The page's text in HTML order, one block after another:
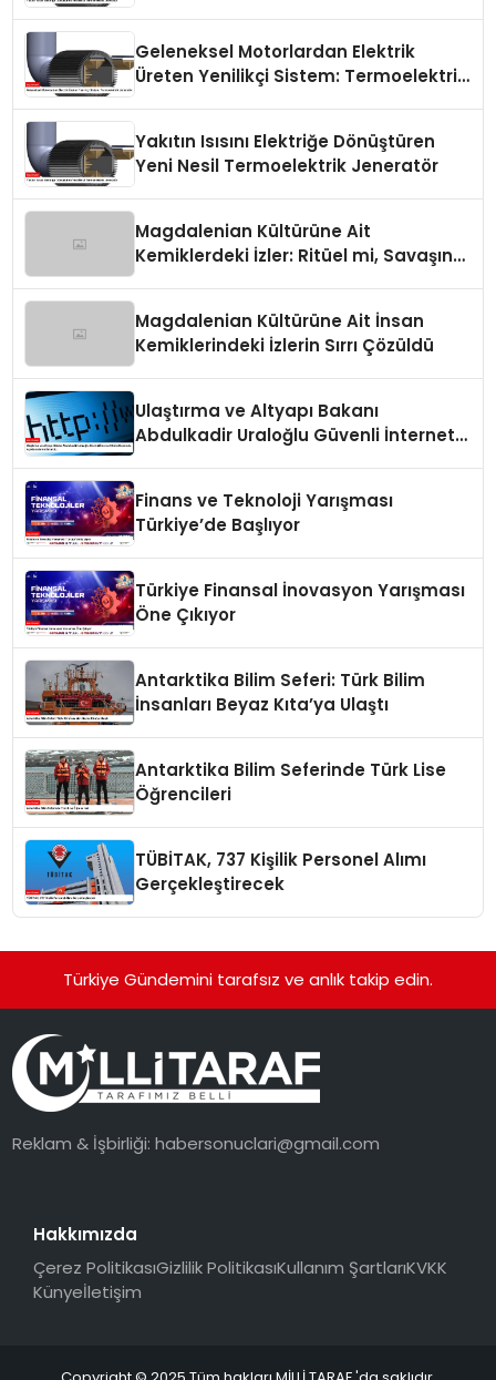
Geleneksel Motorlardan Elektrik
Üreten Yenilikçi Sistem: Termoelektrik
Yakıtın Isısını Elektriğe Dönüştüren
Yeni Nesil Termoelektrik Jeneratör
Magdalenian Kültürüne Ait
Kemiklerdeki İzler: Ritüel mi, Savaşın
Magdalenian Kültürüne Ait İnsan
Kemiklerindeki İzlerin Sırrı Çözüldü
Ulaştırma ve Altyapı Bakanı
Abdulkadir Uraloğlu Güvenli İnternet
Finans ve Teknoloji Yarışması
Türkiye’de Başlıyor
Türkiye Finansal İnovasyon Yarışması
Öne Çıkıyor
Antarktika Bilim Seferi: Türk Bilim
İnsanları Beyaz Kıta’ya Ulaştı
Antarktika Bilim Seferinde Türk Lise
Öğrencileri
TÜBİTAK, 737 Kişilik Personel Alımı
Gerçekleştirecek
Türkiye Gündemini tarafsız ve anlık takip edin.
Reklam & İşbirliği:habersonuclari@gmail.com
Hakkımızda
Çerez PolitikasıGizlilik PolitikasıKullanım ŞartlarıKVKK
Künyeİletişim